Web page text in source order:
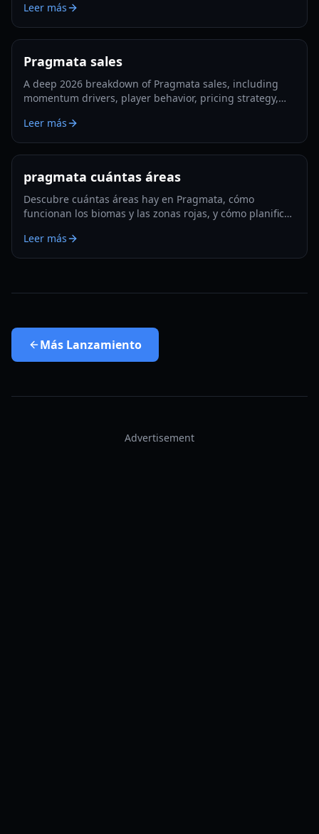
Leer más
Pragmata sales
A deep 2026 breakdown of Pragmata sales, including
momentum drivers, player behavior, pricing strategy,
Leer más
pragmata cuántas áreas
Descubre cuántas áreas hay en Pragmata, cómo
funcionan los biomas y las zonas rojas, y cómo planificar
Leer más
Más Lanzamiento
Advertisement